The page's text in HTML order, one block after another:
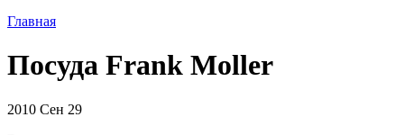
Главная
Посуда Frank Moller
2010 Сен 29